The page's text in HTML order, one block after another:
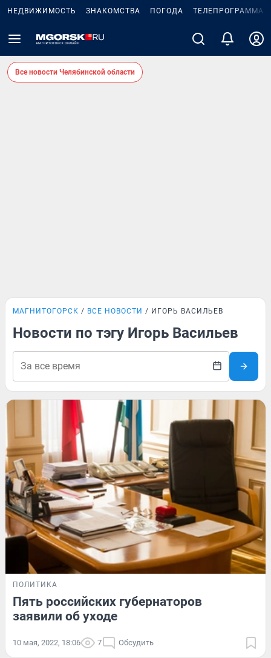
НЕДВИЖИМОСТЬ ЗНАКОМСТВА ПОГОДА ТЕЛЕПРОГРАММА
Все новости Челябинской области
МАГНИТОГОРСК ВСЕ НОВОСТИ ИГОРЬ ВАСИЛЬЕВ
Новости по тэгу Игорь Васильев
ПОЛИТИКА
Пять российских губернаторов
заявили об уходе
10 мая, 2022, 18:06 7 Обсудить